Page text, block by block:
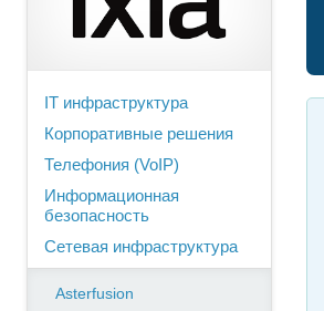
IT инфраструктура
Корпоративные решения
Телефония (VoIP)
Информационная
безопасность
Сетевая инфраструктура
Asterfusion